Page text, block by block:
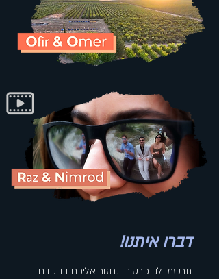
דברו איתנו!
תרשמו לנו פרטים ונחזור אליכם בהקדם